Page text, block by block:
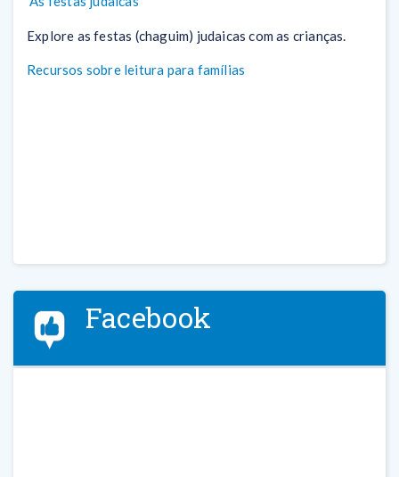
Explore as festas (chaguim) judaicas com as crianças.
Recursos sobre leitura para famílias
Facebook